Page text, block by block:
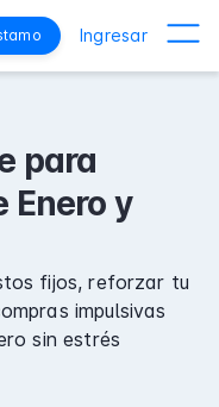
Ingresar
para
Enero y
fijos, reforzar tu
impulsivas
sin estrés